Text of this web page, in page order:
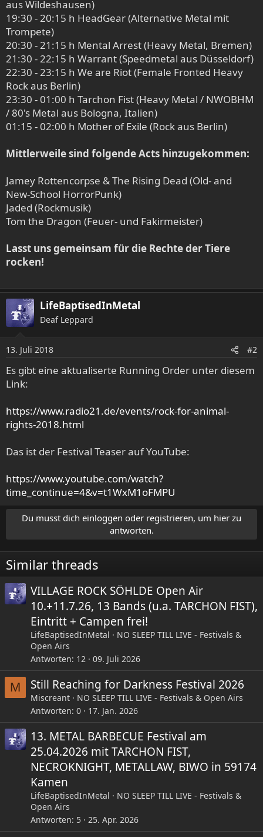
aus Wildeshausen)
19:30 - 20:15 h HeadGear (Alternative Metal mit
Trompete)
20:30 - 21:15 h Mental Arrest (Heavy Metal, Bremen)
21:30 - 22:15 h Warrant (Speedmetal aus Düsseldorf)
22:30 - 23:15 h We are Riot (Female Fronted Heavy
Rock aus Berlin)
23:30 - 01:00 h Tarchon Fist (Heavy Metal / NWOBHM
/ 80's Metal aus Bologna, Italien)
01:15 - 02:00 h Mother of Exile (Rock aus Berlin)
Mittlerweile sind folgende Acts hinzugekommen:
Jamey Rottencorpse & The Rising Dead (Old- and
New-School HorrorPunk)
Jaded (Rockmusik)
Tom the Dragon (Feuer- und Fakirmeister)
Lasst uns gemeinsam für die Rechte der Tiere
rocken!
LifeBaptisedInMetal
Deaf Leppard
13. Juli 2018 #2
Es gibt eine aktualiserte Running Order unter diesem
Link:
https://www.radio21.de/events/rock-for-animal-
rights-2018.html
Das ist der Festival Teaser auf YouTube:
https://www.youtube.com/watch?
time_continue=4&v=t1WxM1oFMPU
Du musst dich einloggen oder registrieren, um hier zu
antworten.
Similar threads
VILLAGE ROCK SÖHLDE Open Air
10.+11.7.26, 13 Bands (u.a. TARCHON FIST),
Eintritt + Campen frei!
LifeBaptisedInMetal
NO SLEEP TILL LIVE - Festivals &
Open Airs
Antworten 12 09. Juli 2026
M Still Reaching for Darkness Festival 2026
Miscreant
NO SLEEP TILL LIVE - Festivals & Open Airs
Antworten 0 17. Jan. 2026
13. METAL BARBECUE Festival am
25.04.2026 mit TARCHON FIST,
NECROKNIGHT, METALLAW, BIWO in 59174
Kamen
LifeBaptisedInMetal
NO SLEEP TILL LIVE - Festivals &
Open Airs
Antworten 5 25. Apr. 2026